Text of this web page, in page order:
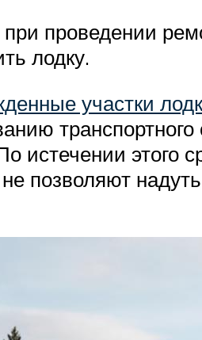
проведении
лодку.
участки
истечении этого
позволяют